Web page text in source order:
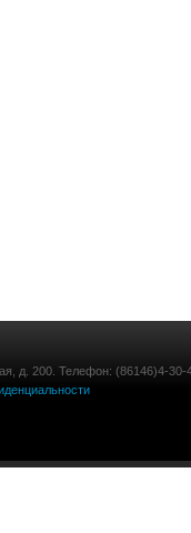
д. 200. Телефон: (86146)4-30-